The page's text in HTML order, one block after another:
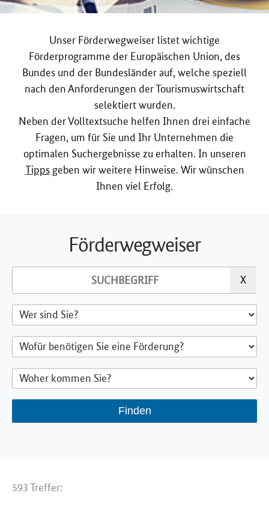
Unser Förderwegweiser listet wichtige
Förderprogramme der Europäischen Union, des
Bundes und der Bundesländer auf, welche speziell
nach den Anforderungen der Tourismuswirtschaft
selektiert wurden.
Neben der Volltextsuche helfen Ihnen drei einfache
Fragen, um für Sie und Ihr Unternehmen die
optimalen Suchergebnisse zu erhalten. In unseren
Tippsgeben wir weitere Hinweise. Wir wünschen
Ihnen viel Erfolg.
Förderwegweiser
593 Treffer: